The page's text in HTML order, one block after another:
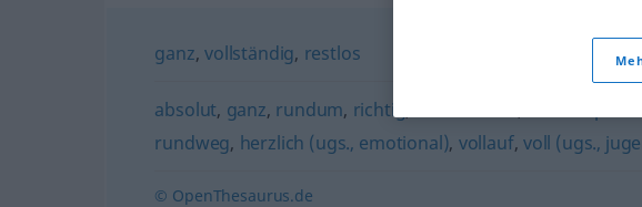
ganz,vollständig, restlos
absolut, ganz, rundum, richtig
rundweg, herzlich (ugs., emotional), vollauf, voll (ugs.,
© OpenThesaurus.de